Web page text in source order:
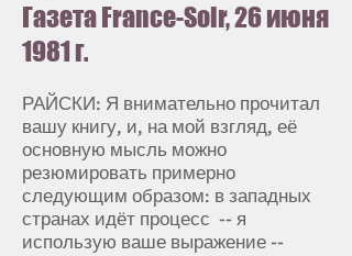
Газета France-Soir, 26 июня
1981 г.
РАЙСКИ: Я внимательно прочитал
вашу книгу, и, на мой взгляд, её
основную мысль можно
резюмировать примерно
следующим образом: в западных
странах идёт процесс -- я
использую ваше выражение --